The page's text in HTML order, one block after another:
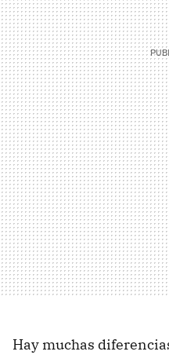
Hay muchas